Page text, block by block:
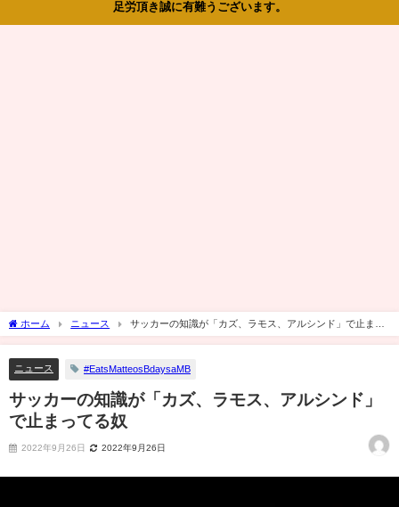
足労頂き誠に有難うございます。
ホーム ニュース
サッカーの知識が「カズ、ラモス、アルシンド」で止まっ
てる奴
ニュース #EatsMatteosBdaysaMB
サッカーの知識が「カズ、ラモス、アルシンド」
で止まってる奴
2022年9月26日 2022年9月26日